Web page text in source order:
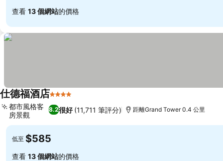
查看 13 個網站的價格
仕德福酒店4 星級
8.2很好 (11,711 筆評分)
都市風格客
房景觀
距離Grand Tower 0.4 公里
低至 $585
查看 13 個網站的價格